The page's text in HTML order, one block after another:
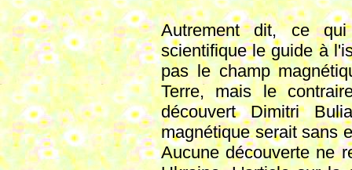
Autrement dit, ce
scientifique le guide à
pas le champ
Terre, mais le
découvert Dimitri
magnétique serait sans
Aucune découverte ne